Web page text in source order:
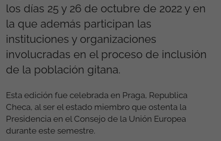
los días 25 y 26 de octubre de 2022 y en
la que además participan las
instituciones y organizaciones
involucradas en el proceso de inclusión
de la población gitana.
Esta edición fue celebrada en Praga, Republica
Checa, al ser el estado miembro que ostenta la
Presidencia en el Consejo de la Unión Europea
durante este semestre.